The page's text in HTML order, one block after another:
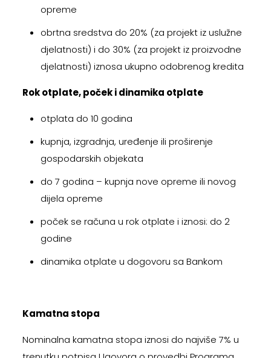
opreme
obrtna sredstva do 20% (za projekt iz uslužne
djelatnosti) i do 30% (za projekt iz proizvodne
djelatnosti) iznosa ukupno odobrenog kredita
Rok otplate, poček i dinamika otplate
otplata do 10 godina
kupnja, izgradnja, uređenje ili proširenje
gospodarskih objekata
do 7 godina – kupnja nove opreme ili novog
dijela opreme
poček se računa u rok otplate i iznosi: do 2
godine
dinamika otplate u dogovoru sa Bankom
Kamatna stopa
Nominalna kamatna stopa iznosi do najviše 7% u